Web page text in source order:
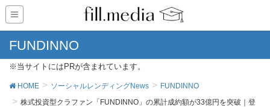
FUNDINNO
※当サイトにはPRが含まれています。
HOME ソーシャルレンディングNews
FUNDINNO
株式投資型クラファン「FUNDINNO」の累計成約額が33億円を突破｜登